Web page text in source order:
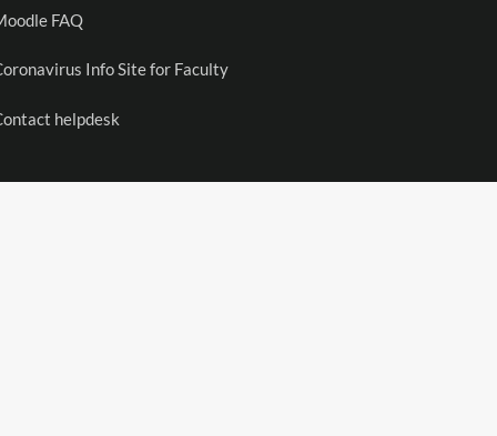
FAQ
Info Site for Faculty
helpdesk